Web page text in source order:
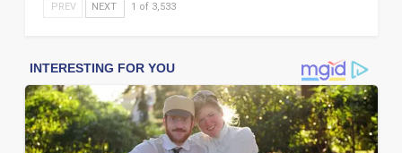
PREV NEXT 1 of 3,533